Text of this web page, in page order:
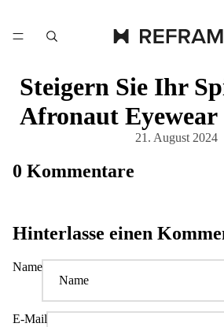
Steigern Sie Ihr
Afronaut
21. August 2024
0 Kommentare
Hinterlasse einen
Name
E-Mail